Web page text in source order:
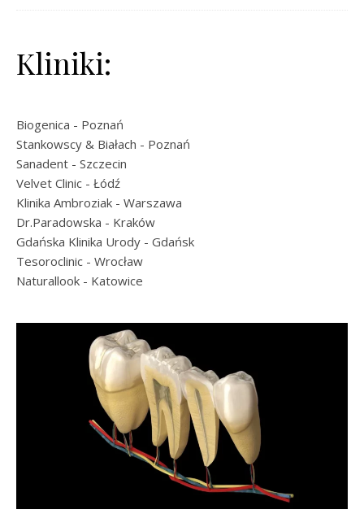
Kliniki:
Biogenica - Poznań
Stankowscy & Białach - Poznań
Sanadent - Szczecin
Velvet Clinic - Łódź
Klinika Ambroziak - Warszawa
Dr.Paradowska - Kraków
Gdańska Klinika Urody - Gdańsk
Tesoroclinic - Wrocław
Naturallook - Katowice